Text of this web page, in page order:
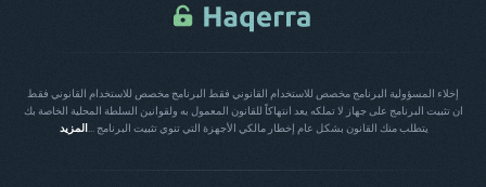
إخلاء المسؤولية البرنامج مخصص للاستخدام القانوني فقط البرنامج مخصص للاستخدام القانوني فقط
ان تثبيت البرنامج على جهاز لا تملكه يعد انتهاكاً للقانون المعمول به ولقوانين السلطة المحلية الخاصة بك
يتطلب منك القانون بشكل عام إخطار مالكي الأجهزة التي تنوي تثبيت البرنامج ...
المزيد